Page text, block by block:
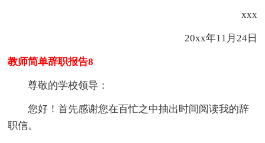
xxx
20xx年11月24日
教师简单辞职报告8
尊敬的学校领导：
您好！首先感谢您在百忙之中抽出时间阅读我的辞
职信。